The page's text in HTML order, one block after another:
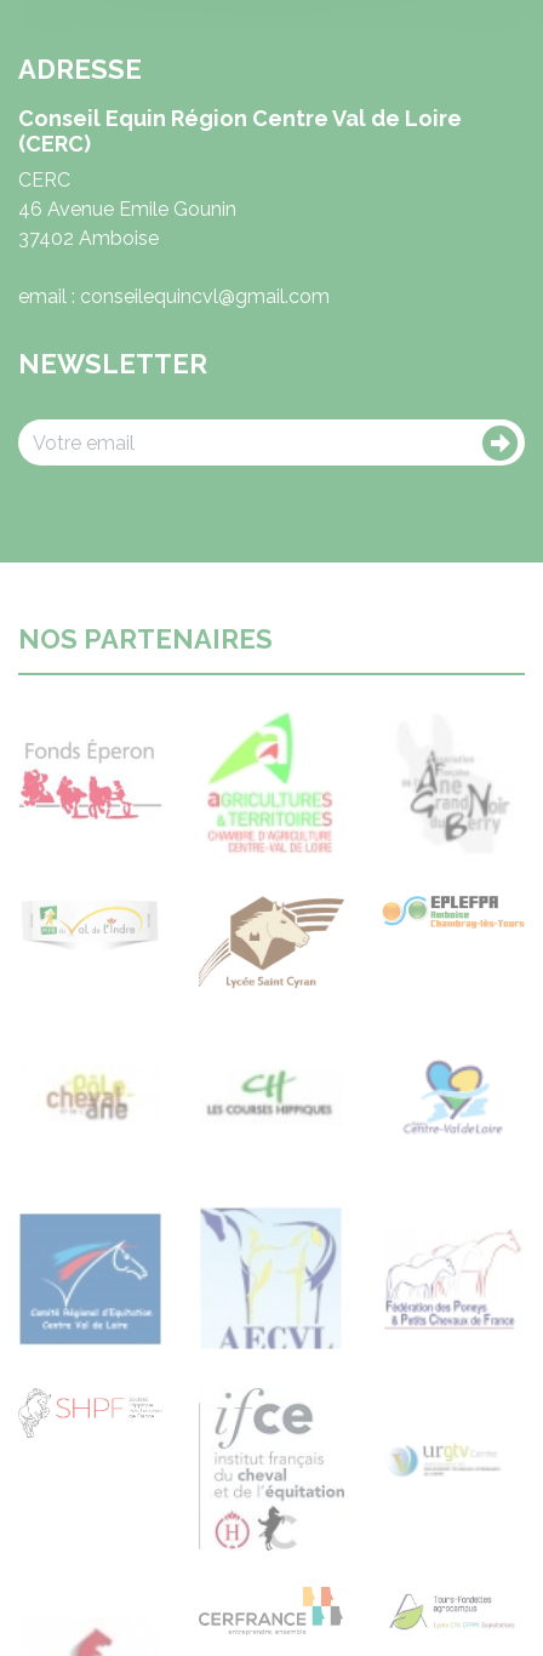
ADRESSE
Conseil Equin Région Centre Val de Loire
(CERC)
CERC
46 Avenue Emile Gounin
37402 Amboise
email : conseilequincvl@gmail.com
NEWSLETTER
NOS PARTENAIRES